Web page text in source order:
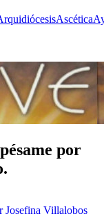
Ascética
por
Josefina Villalobos